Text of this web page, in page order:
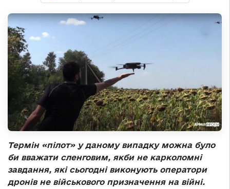
Термін «пілот» у даному випадку можна було
би вважати сленговим, якби не карколомні
завдання, які сьогодні виконують оператори
дронів не військового призначення на війні.